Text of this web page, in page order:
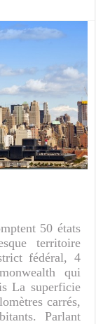
50 états
territoire
fédéral, 4
qui
La superficie
carrés,
Parlant